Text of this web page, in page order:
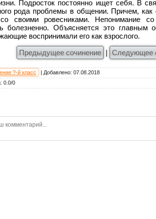
Подросток постоянно ищет себя. В
рода проблемы в общении. Причем,
своими ровесниками. Непонимание
болезненно. Объясняется это главным
воспринимали его как взрослого.
Предыдущее сочинение
| Следующее
?-й класс Добавлено: 07.08.2018
: 0.0/0